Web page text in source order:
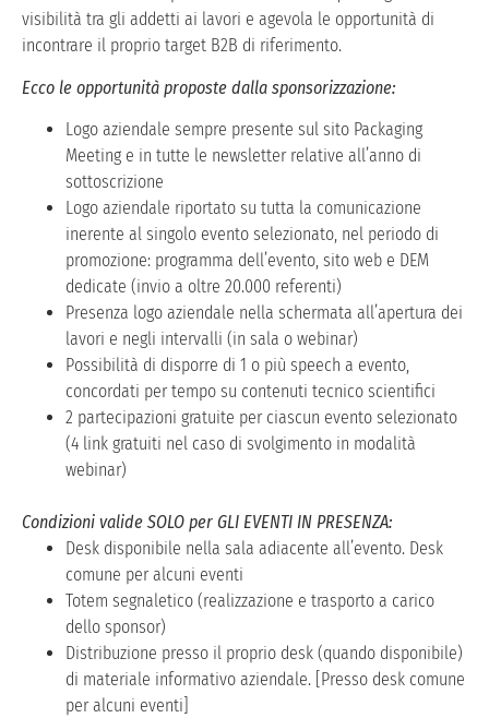
visibilità tra gli addetti ai lavori e agevola le opportunità di
incontrare il proprio target B2B di riferimento.
Ecco le opportunità proposte dalla sponsorizzazione:
Logo aziendale sempre presente sul sito Packaging
Meeting e in tutte le newsletter relative all’anno di
sottoscrizione
Logo aziendale riportato su tutta la comunicazione
inerente al singolo evento selezionato, nel periodo di
promozione: programma dell’evento, sito web e DEM
dedicate (invio a oltre 20.000 referenti)
Presenza logo aziendale nella schermata all’apertura dei
lavori e negli intervalli (in sala o webinar)
Possibilità di disporre di 1 o più speech a evento,
concordati per tempo su contenuti tecnico scientifici
2 partecipazioni gratuite per ciascun evento selezionato
(4 link gratuiti nel caso di svolgimento in modalità
webinar)
Condizioni valide SOLO per GLI EVENTI IN PRESENZA:
Desk disponibile nella sala adiacente all’evento. Desk
comune per alcuni eventi
Totem segnaletico (realizzazione e trasporto a carico
dello sponsor)
Distribuzione presso il proprio desk (quando disponibile)
di materiale informativo aziendale. [Presso desk comune
per alcuni eventi]